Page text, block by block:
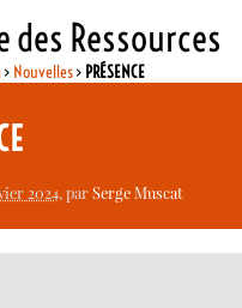
des Ressources
> Nouvelles> PRÉSENCE
2024, parSerge Muscat